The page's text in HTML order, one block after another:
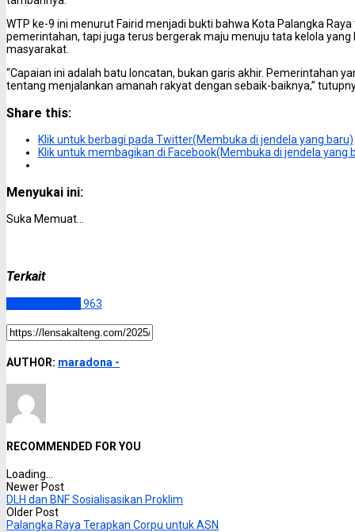
WTP ke-9 ini menurut Fairid menjadi bukti bahwa Kota Palangka
pemerintahan, tapi juga terus bergerak maju menuju tata kelola
masyarakat.
“Capaian ini adalah batu loncatan, bukan garis akhir. Pemerintahan
tentang menjalankan amanah rakyat dengan sebaik-baiknya,”
Share this:
Klik untuk berbagi pada Twitter(Membuka di jendela yang baru)
Klik untuk membagikan di Facebook(Membuka di jendela yang
Menyukai ini:
Suka Memuat...
Terkait
963
AUTHOR: maradona -
RECOMMENDED FOR YOU
Loading...
Newer Post
DLH dan BNF Sosialisasikan Proklim
Older Post
Palangka Raya Terapkan Corpu untuk ASN